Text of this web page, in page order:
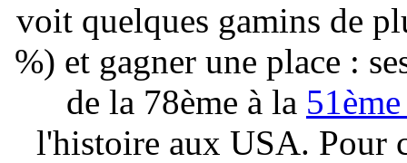
voit quelques gamins de
%) et gagner une place :
de la 78ème à la
l'histoire aux USA. Pour